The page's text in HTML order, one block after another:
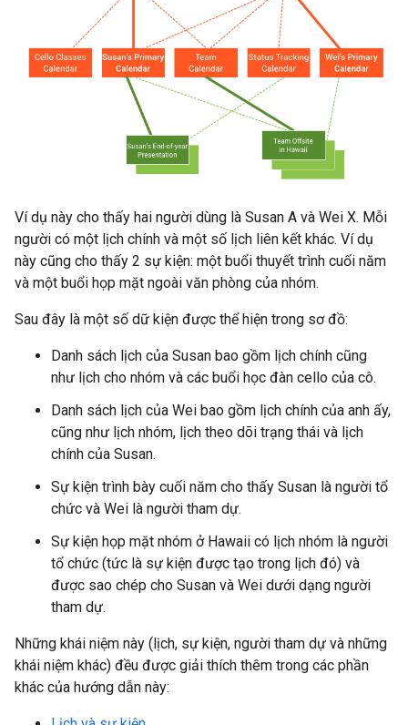
Ví dụ này cho thấy hai người dùng là Susan A và Wei X. Mỗi
người có một lịch chính và một số lịch liên kết khác. Ví dụ
này cũng cho thấy 2 sự kiện: một buổi thuyết trình cuối năm
và một buổi họp mặt ngoài văn phòng của nhóm.
Sau đây là một số dữ kiện được thể hiện trong sơ đồ:
Danh sách lịch của Susan bao gồm lịch chính cũng
như lịch cho nhóm và các buổi học đàn cello của cô.
Danh sách lịch của Wei bao gồm lịch chính của anh ấy,
cũng như lịch nhóm, lịch theo dõi trạng thái và lịch
chính của Susan.
Sự kiện trình bày cuối năm cho thấy Susan là người tổ
chức và Wei là người tham dự.
Sự kiện họp mặt nhóm ở Hawaii có lịch nhóm là người
tổ chức (tức là sự kiện được tạo trong lịch đó) và
được sao chép cho Susan và Wei dưới dạng người
tham dự.
Những khái niệm này (lịch, sự kiện, người tham dự và những
khái niệm khác) đều được giải thích thêm trong các phần
khác của hướng dẫn này: